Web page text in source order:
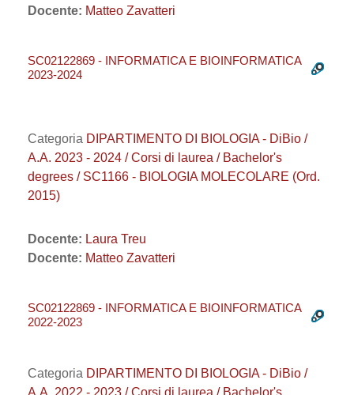
Docente: Matteo Zavatteri
SC02122869 - INFORMATICA E BIOINFORMATICA
2023-2024
Categoria DIPARTIMENTO DI BIOLOGIA - DiBio /
A.A. 2023 - 2024 / Corsi di laurea / Bachelor's
degrees / SC1166 - BIOLOGIA MOLECOLARE (Ord.
2015)
Docente: Laura Treu
Docente: Matteo Zavatteri
SC02122869 - INFORMATICA E BIOINFORMATICA
2022-2023
Categoria DIPARTIMENTO DI BIOLOGIA - DiBio /
A.A. 2022 - 2023 / Corsi di laurea / Bachelor's